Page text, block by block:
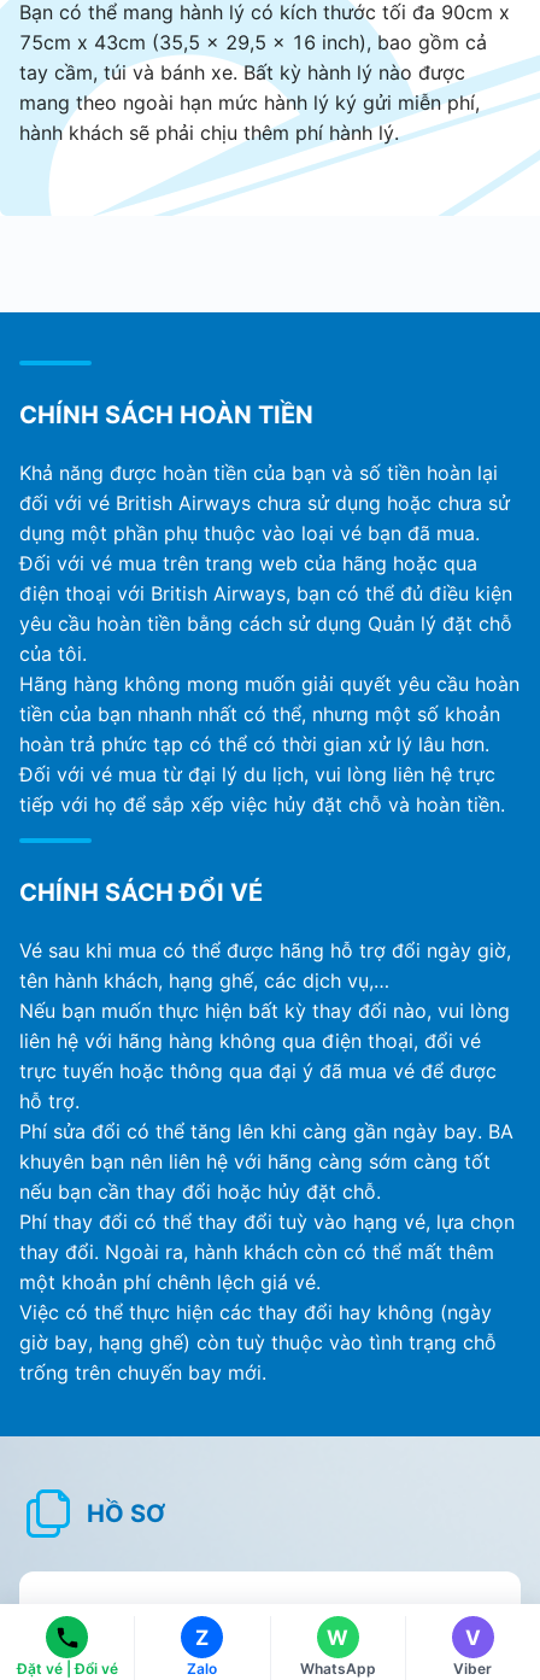
Bạn có thể mang hành lý có kích thước tối đa 90cm x
75cm x 43cm (35,5 x 29,5 x 16 inch), bao gồm cả
tay cầm, túi và bánh xe. Bất kỳ hành lý nào được
mang theo ngoài hạn mức hành lý ký gửi miễn phí,
hành khách sẽ phải chịu thêm phí hành lý.
CHÍNH SÁCH HOÀN TIỀN
Khả năng được hoàn tiền của bạn và số tiền hoàn lại
đối với vé British Airways chưa sử dụng hoặc chưa sử
dụng một phần phụ thuộc vào loại vé bạn đã mua.
Đối với vé mua trên trang web của hãng hoặc qua
điện thoại với British Airways, bạn có thể đủ điều kiện
yêu cầu hoàn tiền bằng cách sử dụng Quản lý đặt chỗ
của tôi.
Hãng hàng không mong muốn giải quyết yêu cầu hoàn
tiền của bạn nhanh nhất có thể, nhưng một số khoản
hoàn trả phức tạp có thể có thời gian xử lý lâu hơn.
Đối với vé mua từ đại lý du lịch, vui lòng liên hệ trực
tiếp với họ để sắp xếp việc hủy đặt chỗ và hoàn tiền.
CHÍNH SÁCH ĐỔI VÉ
Vé sau khi mua có thể được hãng hỗ trợ đổi ngày giờ,
tên hành khách, hạng ghế, các dịch vụ,…
Nếu bạn muốn thực hiện bất kỳ thay đổi nào, vui lòng
liên hệ với hãng hàng không qua điện thoại, đổi vé
trực tuyến hoặc thông qua đại ý đã mua vé để được
hỗ trợ.
Phí sửa đổi có thể tăng lên khi càng gần ngày bay. BA
khuyên bạn nên liên hệ với hãng càng sớm càng tốt
nếu bạn cần thay đổi hoặc hủy đặt chỗ.
Phí thay đổi có thể thay đổi tuỳ vào hạng vé, lựa chọn
thay đổi. Ngoài ra, hành khách còn có thể mất thêm
một khoản phí chênh lệch giá vé.
Việc có thể thực hiện các thay đổi hay không (ngày
giờ bay, hạng ghế) còn tuỳ thuộc vào tình trạng chỗ
trống trên chuyến bay mới.
HỒ SƠ
British Airways (BA) là một hãng hàng không
quốc gia của Vương quốc Anh và là một trong
Đặt vé | Đổi vé
Z
Zalo
W
WhatsApp
(+84) 90 295 1213
V
Viber
(+84) 90 295 1213